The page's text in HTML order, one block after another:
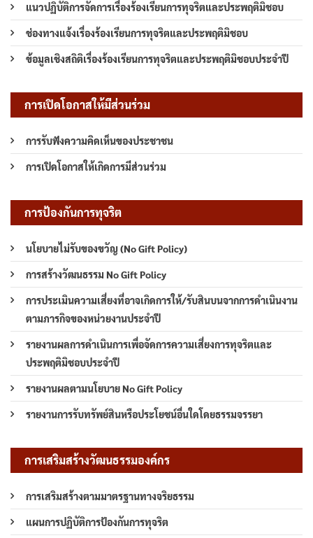
แนวปฏิบัติการจัดการเรื่องร้องเรียนการทุจริตและประพฤติมิชอบ
ช่องทางแจ้งเรื่องร้องเรียนการทุจริตและประพฤติมิชอบ
ข้อมูลเชิงสถิติเรื่องร้องเรียนการทุจริตและประพฤติมิชอบประจำปี
การเปิดโอกาสให้มีส่วนร่วม
การรับฟังความคิดเห็นของประชาชน
การเปิดโอกาสให้เกิดการมีส่วนร่วม
การป้องกันการทุจริต
นโยบายไม่รับของขวัญ (No Gift Policy)
การสร้างวัฒนธรรม No Gift Policy
การประเมินความเสี่ยงที่อาจเกิดการให้/รับสินบนจากการดำเนินงาน
ตามภารกิจของหน่วยงานประจำปี
รายงานผลการดำเนินการเพื่อจัดการความเสี่ยงการทุจริตและ
ประพฤติมิชอบประจำปี
รายงานผลตามนโยบาย No Gift Policy
รายงานการรับทรัพย์สินหรือประโยชน์อื่นใดโดยธรรมจรรยา
การเสริมสร้างวัฒนธรรมองค์กร
การเสริมสร้างตามมาตรฐานทางจริยธรรม
แผนการปฏิบัติการป้องกันการทุจริต